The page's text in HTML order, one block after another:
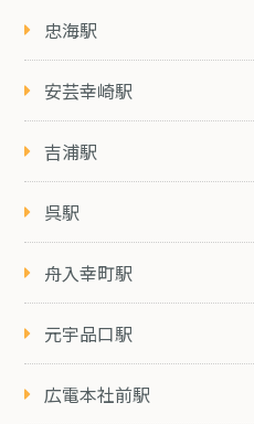
忠海駅
安芸幸崎駅
吉浦駅
呉駅
舟入幸町駅
元宇品口駅
広電本社前駅